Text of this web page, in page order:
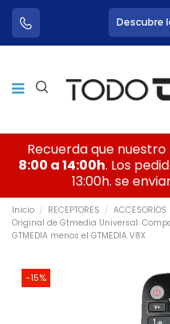
Descubre
Recuerda que nuestro
8:00 a 14:00h. Los
13:00h. se
Inicio RECEPTORES ACCESORIOS
Original de Gtmedia Universal.
GTMEDIA menos el GTMEDIA V8X
-15%